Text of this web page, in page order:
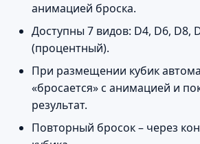
анимацией броска.
Доступны 7 видов: D4, D6, D8,
(процентный).
При размещении кубик
«бросается» с анимацией и
результат.
Повторный бросок – через